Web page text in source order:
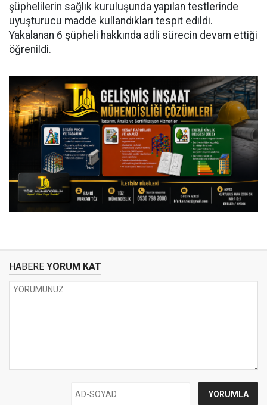
şüphelilerin sağlık kuruluşunda yapılan testlerinde
uyuşturucu madde kullandıkları tespit edildi.
Yakalanan 6 şüpheli hakkında adli sürecin devam ettiği
öğrenildi.
HABERE YORUM KAT